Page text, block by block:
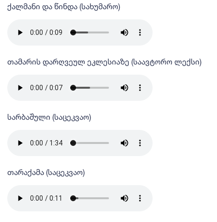
ქალმანი და წინდა (სახუმარო)
თამარის დარღვეულ ეკლესიაზე (საავტორო ლექსი)
სარბაშული (საცეკვაო)
თარაქამა (საცეკვაო)